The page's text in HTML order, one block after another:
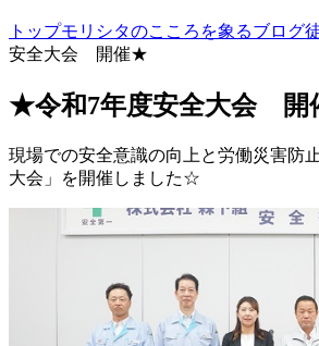
トップモリシタの​こころを​象る​ブログ
安全大会 開催★
★令和7年度安全大会
現場での安全意識の向上と労働災害防
大会」を開催しました☆